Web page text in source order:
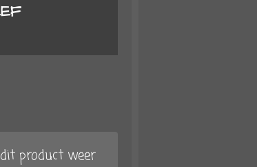
product weer